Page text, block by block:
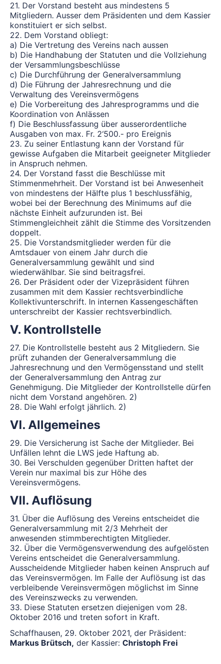
21. Der Vorstand besteht aus mindestens 5
Mitgliedern. Ausser dem Präsidenten und dem Kassier
konstituiert er sich selbst.
22. Dem Vorstand obliegt:
a) Die Vertretung des Vereins nach aussen
b) Die Handhabung der Statuten und die Vollziehung
der Versammlungsbeschlüsse
c) Die Durchführung der Generalversammlung
d) Die Führung der Jahresrechnung und die
Verwaltung des Vereinsvermögens
e) Die Vorbereitung des Jahresprogramms und die
Koordination von Anlässen
f) Die Beschlussfassung über ausserordentliche
Ausgaben von max. Fr. 2‘500.- pro Ereignis
23. Zu seiner Entlastung kann der Vorstand für
gewisse Aufgaben die Mitarbeit geeigneter Mitglieder
in Anspruch nehmen.
24. Der Vorstand fasst die Beschlüsse mit
Stimmenmehrheit. Der Vorstand ist bei Anwesenheit
von mindestens der Hälfte plus 1 beschlussfähig,
wobei bei der Berechnung des Minimums auf die
nächste Einheit aufzurunden ist. Bei
Stimmengleichheit zählt die Stimme des Vorsitzenden
doppelt.
25. Die Vorstandsmitglieder werden für die
Amtsdauer von einem Jahr durch die
Generalversammlung gewählt und sind
wiederwählbar. Sie sind beitragsfrei.
26. Der Präsident oder der Vizepräsident führen
zusammen mit dem Kassier rechtsverbindliche
Kollektivunterschrift. In internen Kassengeschäften
unterschreibt der Kassier rechtsverbindlich.
V. Kontrollstelle
27. Die Kontrollstelle besteht aus 2 Mitgliedern. Sie
prüft zuhanden der Generalversammlung die
Jahresrechnung und den Vermögensstand und stellt
der Generalversammlung den Antrag zur
Genehmigung. Die Mitglieder der Kontrollstelle dürfen
nicht dem Vorstand angehören. 2)
28. Die Wahl erfolgt jährlich. 2)
VI. Allgemeines
29. Die Versicherung ist Sache der Mitglieder. Bei
Unfällen lehnt die LWS jede Haftung ab.
30. Bei Verschulden gegenüber Dritten haftet der
Verein nur maximal bis zur Höhe des
Vereinsvermögens.
VII. Auflösung
31. Über die Auflösung des Vereins entscheidet die
Generalversammlung mit 2/3 Mehrheit der
anwesenden stimmberechtigten Mitglieder.
32. Über die Vermögensverwendung des aufgelösten
Vereins entscheidet die Generalversammlung.
Ausscheidende Mitglieder haben keinen Anspruch auf
das Vereinsvermögen. Im Falle der Auflösung ist das
verbleibende Vereinsvermögen möglichst im Sinne
des Vereinszwecks zu verwenden.
33. Diese Statuten ersetzen diejenigen vom 28.
Oktober 2016 und treten sofort in Kraft.
Schaffhausen, 29. Oktober 2021, der Präsident:
Markus Brütsch, der Kassier: Christoph Frei